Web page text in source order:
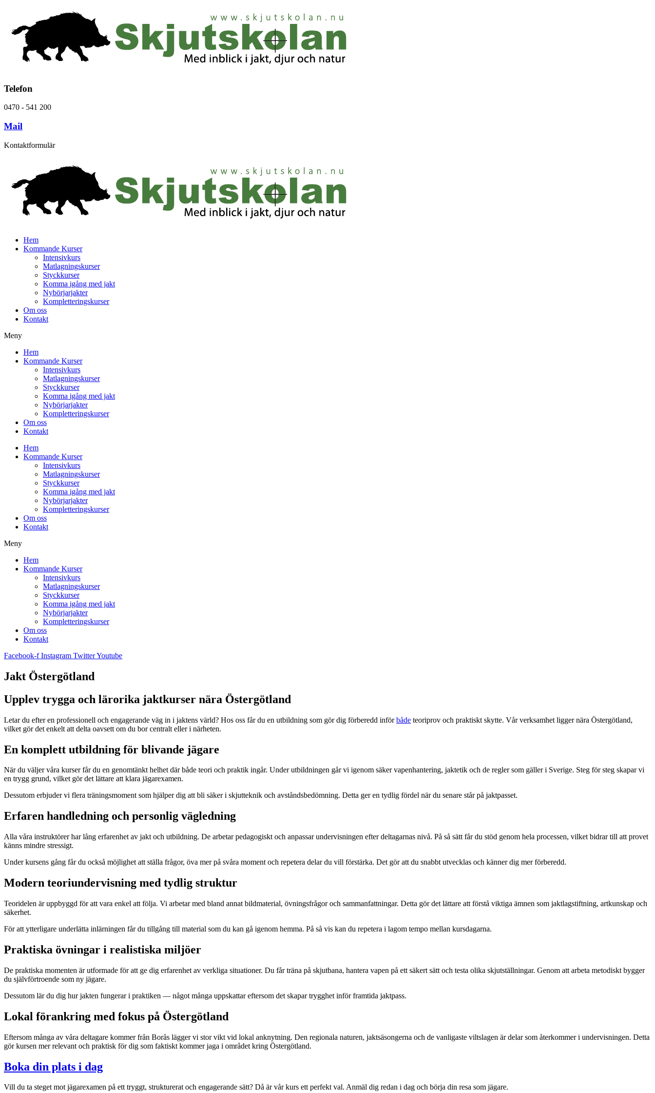
Telefon
0470 - 541 200
Mail
Kontaktformulär
Hem
Kommande Kurser
Intensivkurs
Matlagningskurser
Styckkurser
Komma igång med jakt
Nybörjarjakter
Kompletteringskurser
Om oss
Kontakt
Meny
Hem
Kommande Kurser
Intensivkurs
Matlagningskurser
Styckkurser
Komma igång med jakt
Nybörjarjakter
Kompletteringskurser
Om oss
Kontakt
Hem
Kommande Kurser
Intensivkurs
Matlagningskurser
Styckkurser
Komma igång med jakt
Nybörjarjakter
Kompletteringskurser
Om oss
Kontakt
Meny
Hem
Kommande Kurser
Intensivkurs
Matlagningskurser
Styckkurser
Komma igång med jakt
Nybörjarjakter
Kompletteringskurser
Om oss
Kontakt
Facebook-f Instagram TwitterYoutube
Jakt Östergötland
Upplev trygga och lärorika jaktkurser nära Östergötland
Letar du efter en professionell och engagerande väg in i jaktens värld? Hos oss får du en utbildning som gör dig förberedd införbåde teoriprov och praktiskt skytte. Vår verksamhet ligger nära Östergötland,
vilket gör det enkelt att delta oavsett om du bor centralt eller i närheten.
En komplett utbildning för blivande jägare
När du väljer våra kurser får du en genomtänkt helhet där både teori och praktik ingår. Under utbildningen går vi igenom säker vapenhantering, jaktetik och de regler som gäller i Sverige. Steg för steg skapar vi
en trygg grund, vilket gör det lättare att klara jägarexamen.
Dessutom erbjuder vi flera träningsmoment som hjälper dig att bli säker i skjutteknik och avståndsbedömning. Detta ger en tydlig fördel när du senare står på jaktpasset.
Erfaren handledning och personlig vägledning
Alla våra instruktörer har lång erfarenhet av jakt och utbildning. De arbetar pedagogiskt och anpassar undervisningen efter deltagarnas nivå. På så sätt får du stöd genom hela processen, vilket bidrar till att provet
känns mindre stressigt.
Under kursens gång får du också möjlighet att ställa frågor, öva mer på svåra moment och repetera delar du vill förstärka. Det gör att du snabbt utvecklas och känner dig mer förberedd.
Modern teoriundervisning med tydlig struktur
Teoridelen är uppbyggd för att vara enkel att följa. Vi arbetar med bland annat bildmaterial, övningsfrågor och sammanfattningar. Detta gör det lättare att förstå viktiga ämnen som jaktlagstiftning, artkunskap och
säkerhet.
För att ytterligare underlätta inlärningen får du tillgång till material som du kan gå igenom hemma. På så vis kan du repetera i lagom tempo mellan kursdagarna.
Praktiska övningar i realistiska miljöer
De praktiska momenten är utformade för att ge dig erfarenhet av verkliga situationer. Du får träna på skjutbana, hantera vapen på ett säkert sätt och testa olika skjutställningar. Genom att arbeta metodiskt bygger
du självförtroende som ny jägare.
Dessutom lär du dig hur jakten fungerar i praktiken — något många uppskattar eftersom det skapar trygghet inför framtida jaktpass.
Lokal förankring med fokus på Östergötland
Eftersom många av våra deltagare kommer från Borås lägger vi stor vikt vid lokal anknytning. Den regionala naturen, jaktsäsongerna och de vanligaste viltslagen är delar som återkommer i undervisningen. Detta
gör kursen mer relevant och praktisk för dig som faktiskt kommer jaga i området kring Östergötland.
Boka din plats i dag
Vill du ta steget mot jägarexamen på ett tryggt, strukturerat och engagerande sätt? Då är vår kurs ett perfekt val. Anmäl dig redan i dag och börja din resa som jägare.